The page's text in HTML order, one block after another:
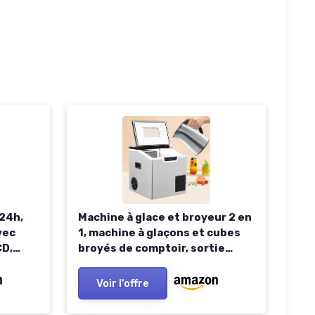
15
Machine à glace et broyeur 2 en
1, machine à glaçons et cubes
broyés de comptoir, sortie
réservoir de 1,8 l, écran LCD,
machine à glace
Voir l'offre